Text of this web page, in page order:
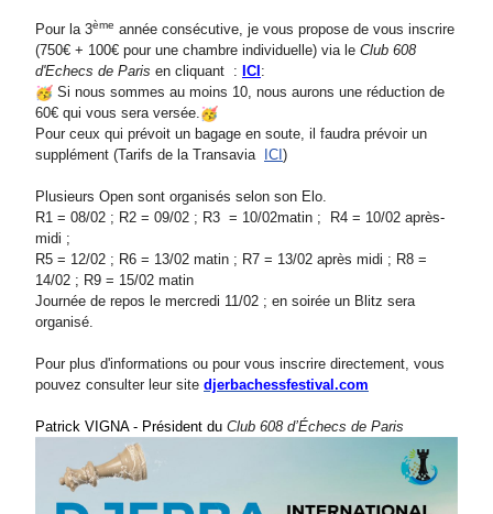
Pour la 3ème année consécutive, je vous propose de vous inscrire
(750€ + 100€ pour une chambre individuelle) via le Club 608
d'Echecs de Paris en cliquant : ICI :
Si nous sommes au moins 10, nous aurons une réduction de
60€ qui vous sera versée.
Pour ceux qui prévoit un bagage en soute, il faudra prévoir un
supplément (Tarifs de la Transavia
ICI )
Plusieurs Open sont organisés selon son Elo.
R1 = 08/02 ; R2 = 09/02 ; R3 = 10/02matin ; R4 = 10/02 après-
midi ;
R5 = 12/02 ; R6 = 13/02 matin ; R7 = 13/02 après midi ; R8 =
14/02 ; R9 = 15/02 matin
Journée de repos le mercredi 11/02 ; en soirée un Blitz sera
organisé.
Pour plus d'informations ou pour vous inscrire directement, vous
pouvez consulter leur site djerbachessfestival.com
Patrick VIGNA - Président du Club 608 d’Échecs de Paris